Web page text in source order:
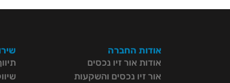
אודות החברה
אודות אור זיו נכסים
אור זיו נכסים והשקעות